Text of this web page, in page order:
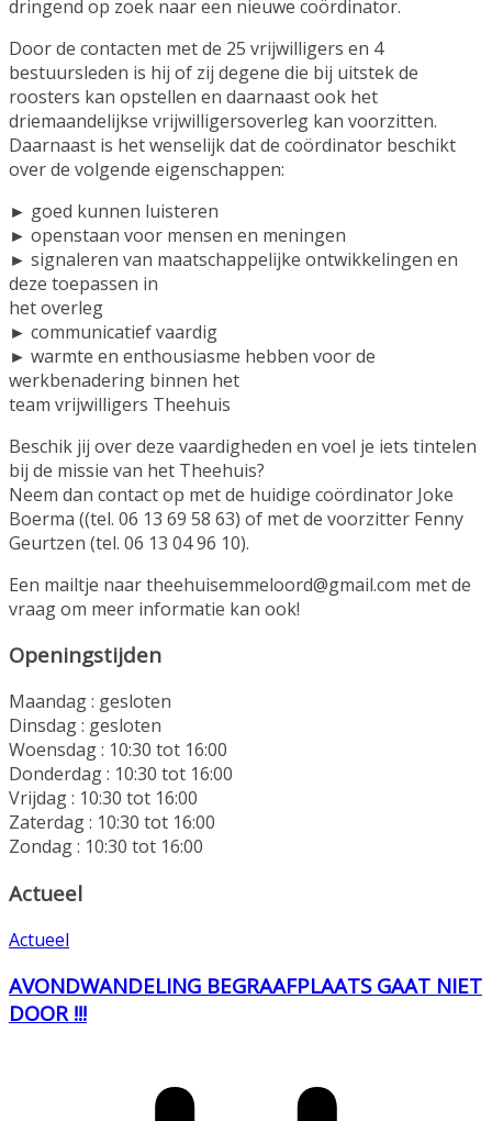
dringend op zoek naar een nieuwe coördinator.
Door de contacten met de 25 vrijwilligers en 4
bestuursleden is hij of zij degene die bij uitstek de
roosters kan opstellen en daarnaast ook het
driemaandelijkse vrijwilligersoverleg kan voorzitten.
Daarnaast is het wenselijk dat de coördinator beschikt
over de volgende eigenschappen:
► goed kunnen luisteren
► openstaan voor mensen en meningen
► signaleren van maatschappelijke ontwikkelingen en
deze toepassen in
het overleg
► communicatief vaardig
► warmte en enthousiasme hebben voor de
werkbenadering binnen het
team vrijwilligers Theehuis
Beschik jij over deze vaardigheden en voel je iets tintelen
bij de missie van het Theehuis?
Neem dan contact op met de huidige coördinator Joke
Boerma ((tel. 06 13 69 58 63) of met de voorzitter Fenny
Geurtzen (tel. 06 13 04 96 10).
Een mailtje naar theehuisemmeloord@gmail.com met de
vraag om meer informatie kan ook!
Openingstijden
Maandag : gesloten
Dinsdag : gesloten
Woensdag : 10:30 tot 16:00
Donderdag : 10:30 tot 16:00
Vrijdag : 10:30 tot 16:00
Zaterdag : 10:30 tot 16:00
Zondag : 10:30 tot 16:00
Actueel
Actueel
AVONDWANDELING BEGRAAFPLAATS GAAT NIET
DOOR !!!